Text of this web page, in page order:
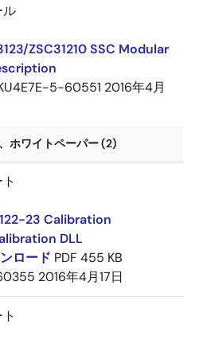
ル
ZSC31210 SSC Modular
5-60551 2016年4月
ホワイトペーパー (2)
23 Calibration
DLL
ロード PDF 455 KB
2016年4月17日